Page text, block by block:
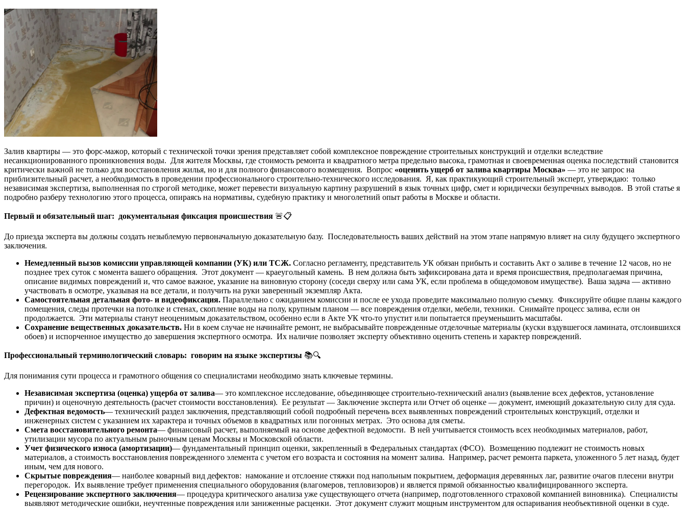
Залив квартиры — это форс-мажор, который с технической точки зрения представляет собой комплексное повреждение строительных конструкций и отделки вследствие
несанкционированного проникновения воды. Для жителя Москвы, где стоимость ремонта и квадратного метра предельно высока, грамотная и своевременная оценка последствий становится
критически важной не только для восстановления жилья, но и для полного финансового возмещения. Вопрос «оценить ущерб от залива квартиры Москва» — это не запрос на
приблизительный расчет, а необходимость в проведении профессионального строительно-технического исследования. Я, как практикующий строительный эксперт, утверждаю: только
независимая экспертиза, выполненная по строгой методике, может перевести визуальную картину разрушений в язык точных цифр, смет и юридически безупречных выводов. В этой статье я
подробно разберу технологию этого процесса, опираясь на нормативы, судебную практику и многолетний опыт работы в Москве и области.
Первый и обязательный шаг: документальная фиксация происшествия 🚨📋
До приезда эксперта вы должны создать незыблемую первоначальную доказательную базу. Последовательность ваших действий на этом этапе напрямую влияет на силу будущего экспертного
заключения.
Немедленный вызов комиссии управляющей компании (УК) или ТСЖ. Согласно регламенту, представитель УК обязан прибыть и составить Акт о заливе в течение 12 часов, но не
позднее трех суток с момента вашего обращения. Этот документ — краеугольный камень. В нем должна быть зафиксирована дата и время происшествия, предполагаемая причина,
описание видимых повреждений и, что самое важное, указание на виновную сторону (соседи сверху или сама УК, если проблема в общедомовом имуществе). Ваша задача — активно
участвовать в осмотре, указывая на все детали, и получить на руки заверенный экземпляр Акта.
Самостоятельная детальная фото- и видеофиксация. Параллельно с ожиданием комиссии и после ее ухода проведите максимально полную съемку. Фиксируйте общие планы каждого
помещения, следы протечки на потолке и стенах, скопление воды на полу, крупным планом — все повреждения отделки, мебели, техники. Снимайте процесс залива, если он
продолжается. Эти материалы станут неоценимым доказательством, особенно если в Акте УК что-то упустит или попытается преуменьшить масштабы.
Сохранение вещественных доказательств. Ни в коем случае не начинайте ремонт, не выбрасывайте поврежденные отделочные материалы (куски вздувшегося ламината, отслоившихся
обоев) и испорченное имущество до завершения экспертного осмотра. Их наличие позволяет эксперту объективно оценить степень и характер повреждений.
Профессиональный терминологический словарь: говорим на языке экспертизы 📚🔍
Для понимания сути процесса и грамотного общения со специалистами необходимо знать ключевые термины.
Независимая экспертиза (оценка) ущерба от залива— это комплексное исследование, объединяющее строительно-технический анализ (выявление всех дефектов, установление
причин) и оценочную деятельность (расчет стоимости восстановления). Ее результат — Заключение эксперта или Отчет об оценке — документ, имеющий доказательную силу для суда.
Дефектная ведомость— технический раздел заключения, представляющий собой подробный перечень всех выявленных повреждений строительных конструкций, отделки и
инженерных систем с указанием их характера и точных объемов в квадратных или погонных метрах. Это основа для сметы.
Смета восстановительного ремонта— финансовый расчет, выполняемый на основе дефектной ведомости. В ней учитывается стоимость всех необходимых материалов, работ,
утилизации мусора по актуальным рыночным ценам Москвы и Московской области.
Учет физического износа (амортизации)— фундаментальный принцип оценки, закрепленный в Федеральных стандартах (ФСО). Возмещению подлежит не стоимость новых
материалов, а стоимость восстановления поврежденного элемента с учетом его возраста и состояния на момент залива. Например, расчет ремонта паркета, уложенного 5 лет назад, будет
иным, чем для нового.
Скрытые повреждения— наиболее коварный вид дефектов: намокание и отслоение стяжки под напольным покрытием, деформация деревянных лаг, развитие очагов плесени внутри
перегородок. Их выявление требует применения специального оборудования (влагомеров, тепловизоров) и является прямой обязанностью квалифицированного эксперта.
Рецензирование экспертного заключения— процедура критического анализа уже существующего отчета (например, подготовленного страховой компанией виновника). Специалисты
выявляют методические ошибки, неучтенные повреждения или заниженные расценки. Этот документ служит мощным инструментом для оспаривания необъективной оценки в суде.